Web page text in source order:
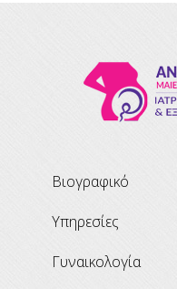
βιογραφικό
υπηρεσίες
γυναικολογία